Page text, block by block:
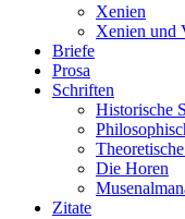
Xenien
Xenien und
Briefe
Prosa
Schriften
Historische
Die Horen
Zitate